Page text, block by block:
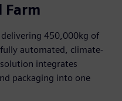
Farm
450,000kg of
automated, climate-
integrates
packaging into one